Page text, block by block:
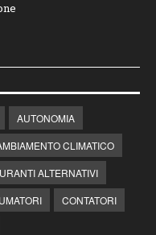
AUTONOMIA
CLIMATICO
ALTERNATIVI
CONTATORI